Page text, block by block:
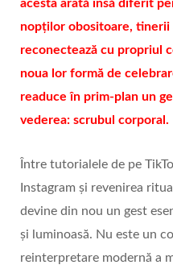
acesta arată însă diferit
nopților obositoare, tinerii
reconectează cu propriul
noua lor formă de
readuce în prim‑plan un
vederea: scrubul corporal.
Între tutorialele de pe
Instagram și revenirea
devine din nou un gest
și luminoasă. Nu este un
reinterpretare modernă a